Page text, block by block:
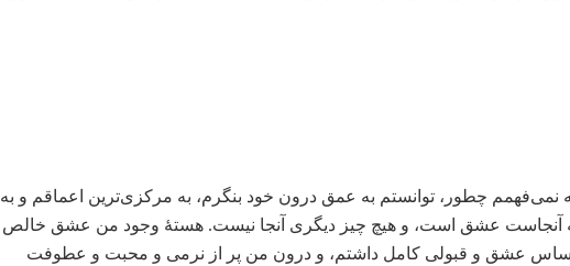
نمی‌فهمم چطور، توانستم به عمق درون خود بنگرم، به مرکزی‌ترین اعماقم و به
آنجاست عشق است، و هیچ چیز دیگری آنجا نیست. هستۀ وجود من عشق خالص
عشق و قبولی کامل داشتم، و درون من پر از نرمی و محبت و عطوفت